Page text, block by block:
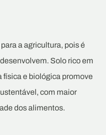
a agricultura, pois é
Solo rico em
física e biológica promove
com maior
dos alimentos.